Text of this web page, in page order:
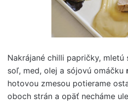
Nakrájané chilli papričky, mletú
soľ, med, olej a sójovú omáčku
hotovou zmesou potierame
oboch strán a opäť necháme